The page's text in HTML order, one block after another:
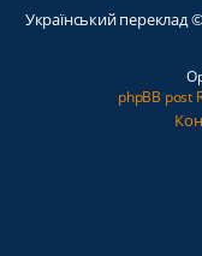
Український переклад
phpBB post